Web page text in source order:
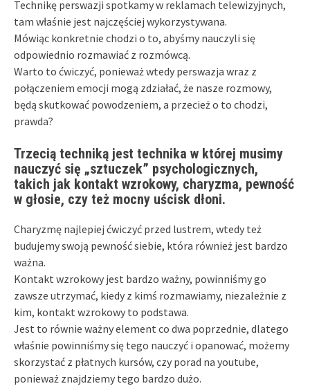
Technikę perswazji spotkamy w reklamach telewizyjnych,
tam właśnie jest najczęściej wykorzystywana.
Mówiąc konkretnie chodzi o to, abyśmy nauczyli się
odpowiednio rozmawiać z rozmówcą.
Warto to ćwiczyć, ponieważ wtedy perswazja wraz z
połączeniem emocji mogą zdziałać, że nasze rozmowy,
będą skutkować powodzeniem, a przecież o to chodzi,
prawda?
Trzecią techniką jest technika w której musimy
nauczyć się „sztuczek” psychologicznych,
takich jak kontakt wzrokowy, charyzma, pewność
w głosie, czy też mocny uścisk dłoni.
Charyzmę najlepiej ćwiczyć przed lustrem, wtedy też
budujemy swoją pewność siebie, która również jest bardzo
ważna.
Kontakt wzrokowy jest bardzo ważny, powinniśmy go
zawsze utrzymać, kiedy z kimś rozmawiamy, niezależnie z
kim, kontakt wzrokowy to podstawa.
Jest to równie ważny element co dwa poprzednie, dlatego
właśnie powinniśmy się tego nauczyć i opanować, możemy
skorzystać z płatnych kursów, czy porad na youtube,
ponieważ znajdziemy tego bardzo dużo.